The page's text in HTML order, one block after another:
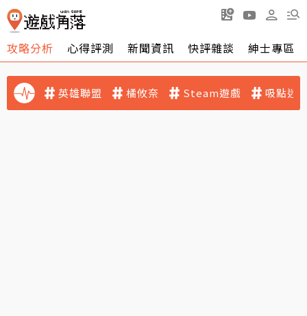
攻略分析 心得評測 新聞資訊 快評雜談 紳士專區
英雄聯盟 橘攸奈 Steam遊戲 吸點迷